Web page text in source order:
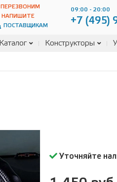
ПЕРЕЗВОНИМ
НАПИШИТЕ
ПОСТАВЩИКАМ
09:00 - 20:00
+7 (495)
Каталог Конструкторы
Уточняйте